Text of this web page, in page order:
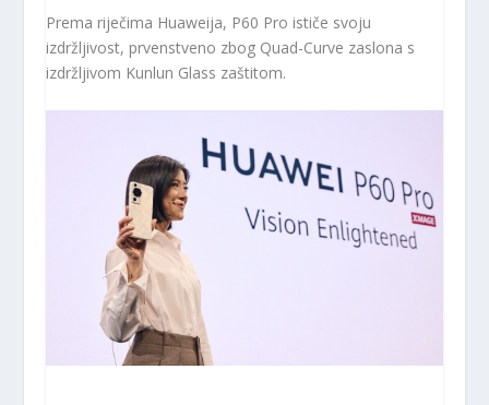
Prema riječima Huaweija, P60 Pro ističe svoju
izdržljivost, prvenstveno zbog Quad-Curve zaslona s
izdržljivom Kunlun Glass zaštitom.